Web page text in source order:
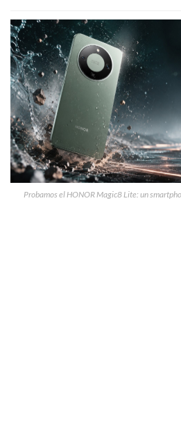
Probamos el HONOR Magic8 Lite: un